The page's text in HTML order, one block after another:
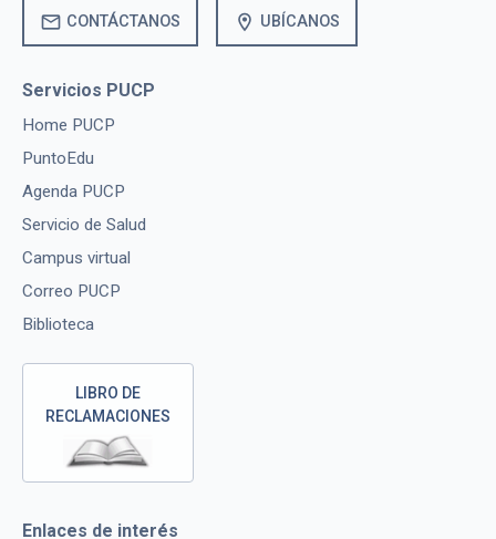
mail CONTÁCTANOS location_on UBÍCANOS
Servicios PUCP
Home PUCP
PuntoEdu
Agenda PUCP
Servicio de Salud
Campus virtual
Correo PUCP
Biblioteca
LIBRO DE
RECLAMACIONES
Enlaces de interés